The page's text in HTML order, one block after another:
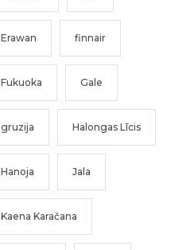
Erawan finnair
Fukuoka Gale
gruzija Halongas Līcis
Hanoja Jala
Kaena Karačana